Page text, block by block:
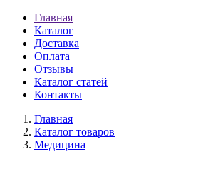
Главная
Каталог
Доставка
Оплата
Отзывы
Каталог статей
Контакты
Главная
Каталог товаров
Медицина